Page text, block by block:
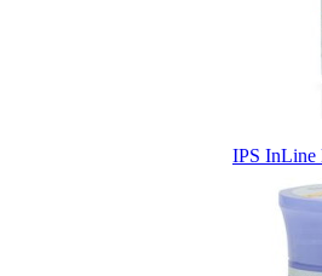
IPS InLine